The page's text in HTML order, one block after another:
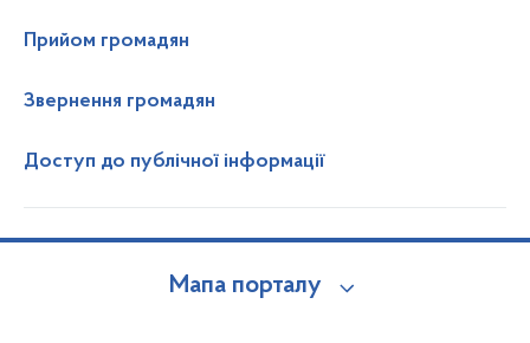
Прийом громадян
Звернення громадян
Доступ до публічної інформації
Мапа порталу